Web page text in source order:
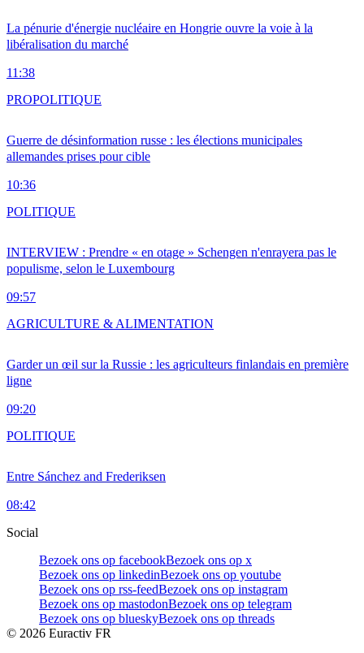
La pénurie d'énergie nucléaire en Hongrie ouvre la voie à la
libéralisation du marché
11:38
Guerre de désinformation russe : les élections municipales
allemandes prises pour cible
10:36
PROPOLITIQUE
INTERVIEW : Prendre « en otage » Schengen n'enrayera pas le
populisme, selon le Luxembourg
09:57
POLITIQUE
Garder un œil sur la Russie : les agriculteurs finlandais en première
ligne
09:20
AGRICULTURE & ALIMENTATION
Entre Sánchez and Frederiksen
08:42
POLITIQUE
Social
Bezoek ons op facebookBezoek ons op x
Bezoek ons op linkedinBezoek ons op youtube
Bezoek ons op rss-feedBezoek ons op instagram
Bezoek ons op mastodonBezoek ons op telegram
Bezoek ons op blueskyBezoek ons op threads
© 2026 Euractiv FR